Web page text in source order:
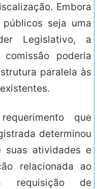
Embora
seja uma
Legislativo, a
poderia
paralela às
que
determinou
suas atividades e
relacionada ao
requisição de